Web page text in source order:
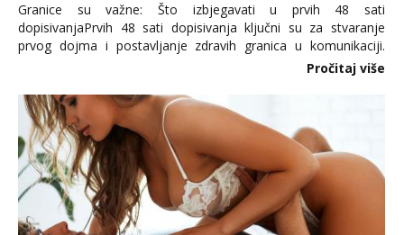
Granice su važne: Što izbjegavati u prvih 48 sati
dopisivanjaPrvih 48 sati dopisivanja ključni su za stvaranje
prvog dojma i postavljanje zdravih granica u komunikaciji.
Važno je izbjeći prebrzo otkrivanje osobnih ili intimnih
informacija, jer nepoznata osoba još nije zaslužila to
povjerenje. Takođe...
Pročitaj više